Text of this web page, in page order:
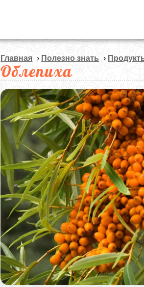
Главная › Полезно знать ›
Облепиха